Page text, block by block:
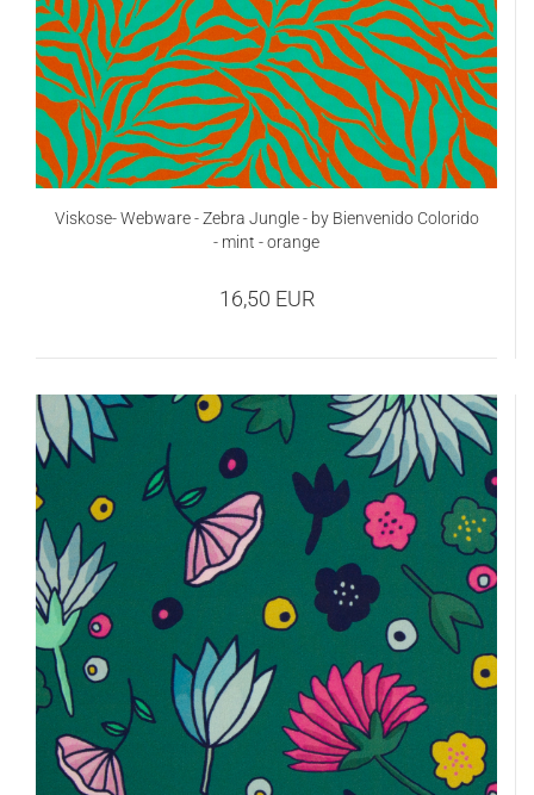
Viskose- Webware - Zebra Jungle - by Bienvenido Colorido
- mint - orange
16,50 EUR